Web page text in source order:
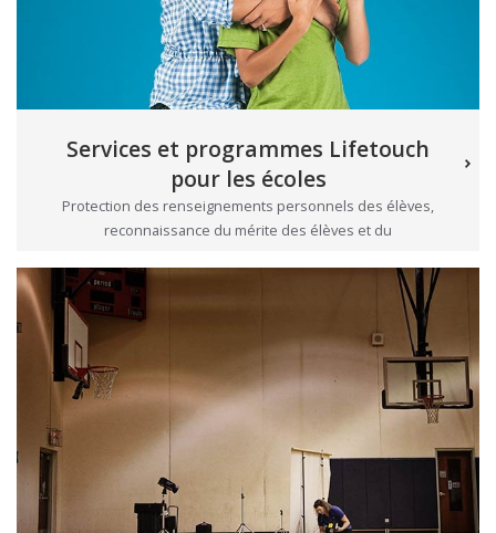
Services et programmes Lifetouch
pour les écoles
Protection des renseignements personnels des élèves,
reconnaissance du mérite des élèves et du